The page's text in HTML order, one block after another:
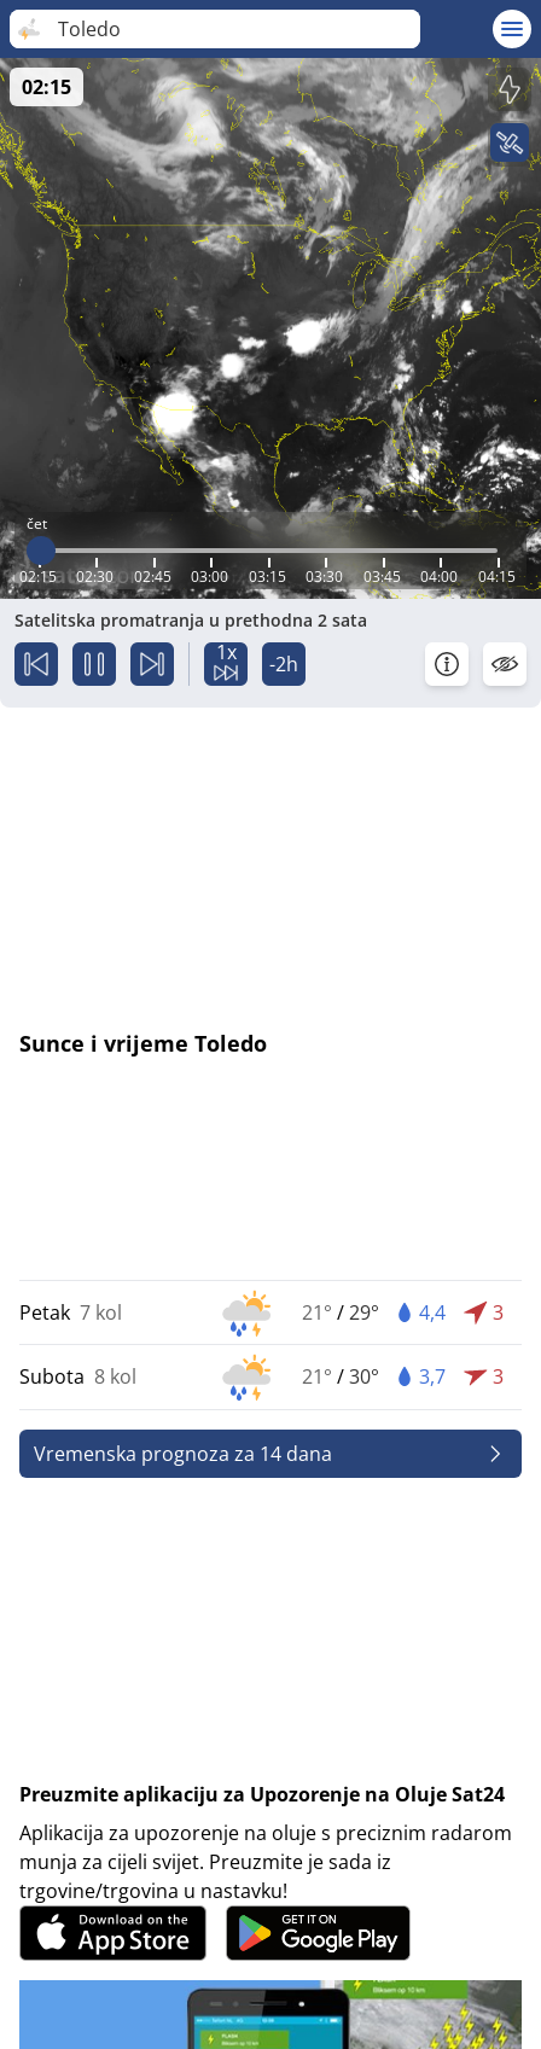
Toledo
čet
02:15 02:30 02:45 03:00 03:15 03:30 03:45 04:00 04:15
02:15
Satelitska promatranja u prethodna 2 sata
1x -2h
Sunce i vrijeme Toledo
Petak 7 kol 21° /29° 4,4 3
Subota 8 kol 21° /30° 3,7 3
Vremenska prognoza za 14 dana
Preuzmite aplikaciju za Upozorenje na Oluje Sat24
Aplikacija za upozorenje na oluje s preciznim radarom
munja za cijeli svijet. Preuzmite je sada iz
trgovine/trgovina u nastavku!